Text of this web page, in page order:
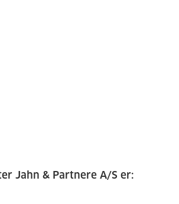
Jahn & Partnere A/S er: